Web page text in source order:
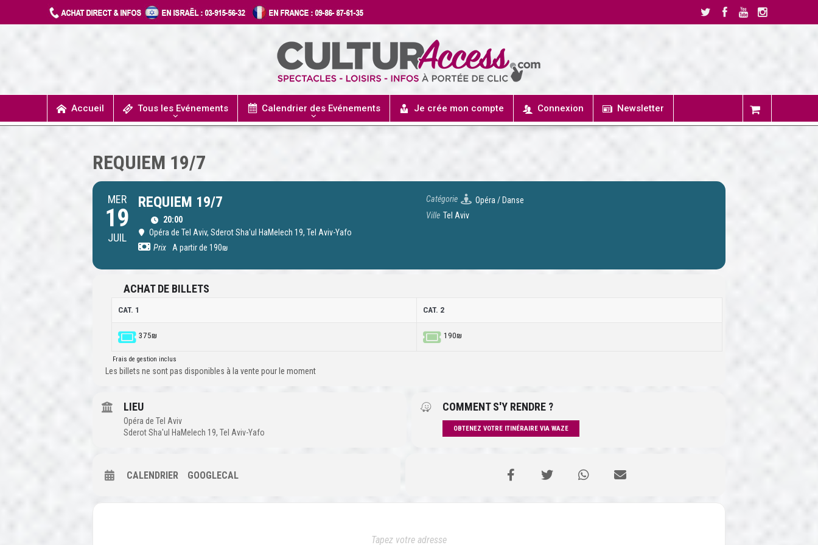
Accueil Tous les Evénements Calendrier des Evénements Je crée mon compte Connexion Newsletter
REQUIEM 19/7
MER
19
JUIL
REQUIEM 19/7
20:00
Opéra de Tel Aviv, Sderot Sha'ul HaMelech 19, Tel Aviv-Yafo
Prix
A partir de 190₪
Catégorie
Opéra / Danse
Ville Tel Aviv
ACHAT DE BILLETS
CAT. 1 CAT. 2
375₪ 190₪
Frais de gestion inclus
Les billets ne sont pas disponibles à la vente pour le moment
LIEU
Opéra de Tel Aviv
Sderot Sha'ul HaMelech 19, Tel Aviv-Yafo
COMMENT S'Y RENDRE ?
OBTENEZ VOTRE ITINÉRAIRE VIA WAZE
CALENDRIER GOOGLECAL